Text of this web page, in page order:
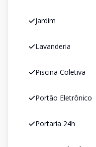
Jardim
Lavanderia
Piscina Coletiva
Portão Eletrônico
Portaria 24h